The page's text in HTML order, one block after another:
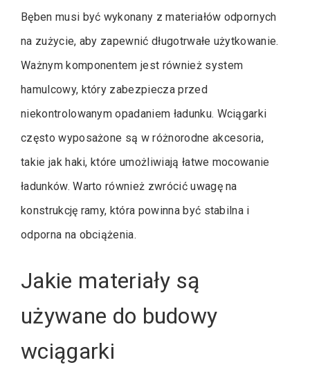
Bęben musi być wykonany z materiałów odpornych
na zużycie, aby zapewnić długotrwałe użytkowanie.
Ważnym komponentem jest również system
hamulcowy, który zabezpiecza przed
niekontrolowanym opadaniem ładunku. Wciągarki
często wyposażone są w różnorodne akcesoria,
takie jak haki, które umożliwiają łatwe mocowanie
ładunków. Warto również zwrócić uwagę na
konstrukcję ramy, która powinna być stabilna i
odporna na obciążenia.
Jakie materiały są
używane do budowy
wciągarki